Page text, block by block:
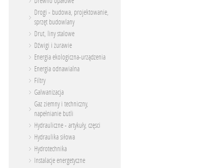
Drogi - budowa, projektowanie,
sprzęt budowlany
Drut, liny stalowe
Dźwigi i żurawie
Energia ekologiczna-urządzenia
Energia odnawialna
Filtry
Galwanizacja
Gaz ziemny i techniczny,
napełnianie butli
Hydrauliczne - artykuły, częsci
Hydraulika siłowa
Hydrotechnika
Instalacje energetyczne